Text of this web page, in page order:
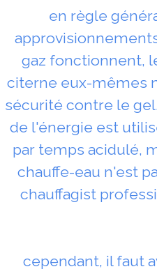
en règle
gaz fonctionnent,
citerne eux-mêmes
sécurité contre le
de l'énergie est
par temps acidulé,
chauffe-eau n'est
chauffagist
cependant, il faut